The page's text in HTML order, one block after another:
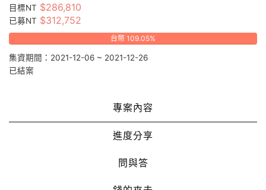
目標NT $286,810
已募NT $312,752
台幣 109.05%
集資期間：2021-12-06 ~ 2021-12-26
已結案
專案內容
進度分享
問與答